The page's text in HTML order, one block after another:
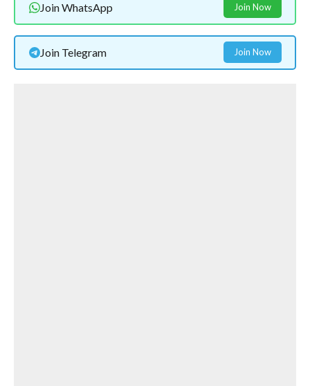
Join WhatsApp Join Now
Join Telegram Join Now